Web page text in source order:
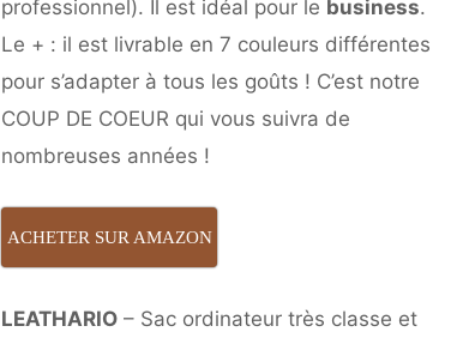
professionnel). Il est idéal pour le business.
Le + : il est livrable en 7 couleurs différentes
pour s’adapter à tous les goûts ! C’est notre
COUP DE COEUR qui vous suivra de
nombreuses années !
ACHETER SUR AMAZON
LEATHARIO – Sac ordinateur très classe et